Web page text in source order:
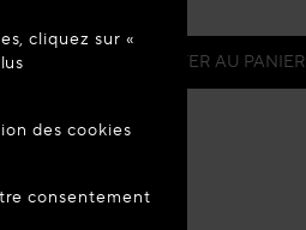
à jour
AJOUTER AU PANIER
en boutique
cliquez sur «
des cookies
consentement